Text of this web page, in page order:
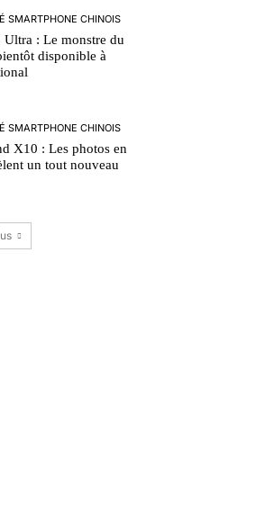
SMARTPHONE CHINOIS
Ultra : Le monstre du
disponible à
SMARTPHONE CHINOIS
X10 : Les photos en
un tout nouveau